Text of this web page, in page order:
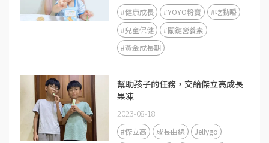
#健康成長 #YOYO粉寶
#吃動睡
#兒童保健
#關鍵營養素
#黃金成長期
幫助孩子的任務，交給傑立高成長
果凍
2023-08-18
#傑立高 成長曲線
Jellygo